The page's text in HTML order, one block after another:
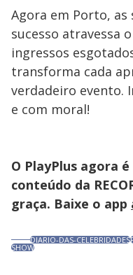
Agora em Porto,
sucesso atravessa
ingressos
transforma cada
verdadeiro evento.
e com moral!
O PlayPlus agora
conteúdo da
graça. Baixe o app
DIARIO-DAS-CELEBRIDADES
SHOW